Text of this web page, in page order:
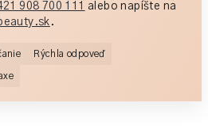
908 700 111
alebo napíšte na
.
Rýchla odpoveď